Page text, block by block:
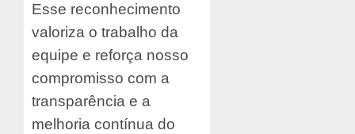
Esse reconhecimento
valoriza o trabalho da
equipe e reforça nosso
compromisso com a
transparência e a
melhoria contínua do